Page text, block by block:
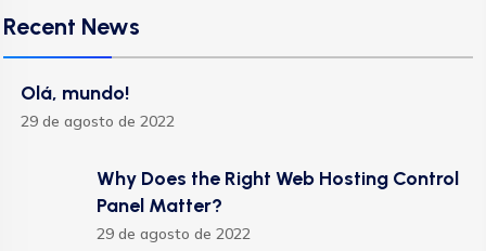
Recent News
Olá, mundo!
29 de agosto de 2022
Why Does the Right Web Hosting Control
Panel Matter?
29 de agosto de 2022